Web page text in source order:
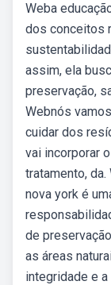
Weba
dos conceitos
assim, ela
preservação,
Webnós
cuidar dos
vai incorporar
tratamento,
nova york é
de
as áreas
integridade e